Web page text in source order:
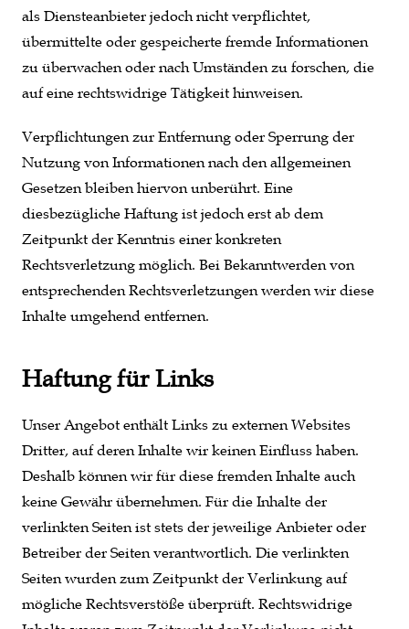
als Diensteanbieter jedoch nicht verpflichtet,
übermittelte oder gespeicherte fremde Informationen
zu überwachen oder nach Umständen zu forschen, die
auf eine rechtswidrige Tätigkeit hinweisen.
Verpflichtungen zur Entfernung oder Sperrung der
Nutzung von Informationen nach den allgemeinen
Gesetzen bleiben hiervon unberührt. Eine
diesbezügliche Haftung ist jedoch erst ab dem
Zeitpunkt der Kenntnis einer konkreten
Rechtsverletzung möglich. Bei Bekanntwerden von
entsprechenden Rechtsverletzungen werden wir diese
Inhalte umgehend entfernen.
Haftung für Links
Unser Angebot enthält Links zu externen Websites
Dritter, auf deren Inhalte wir keinen Einfluss haben.
Deshalb können wir für diese fremden Inhalte auch
keine Gewähr übernehmen. Für die Inhalte der
verlinkten Seiten ist stets der jeweilige Anbieter oder
Betreiber der Seiten verantwortlich. Die verlinkten
Seiten wurden zum Zeitpunkt der Verlinkung auf
mögliche Rechtsverstöße überprüft. Rechtswidrige